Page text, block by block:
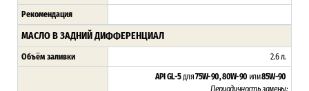
Рекомендация
МАСЛО В ЗАДНИЙ ДИФФЕРЕНЦИАЛ
Объём заливки 2.6 л.
API GL-5для75W-90, 80W-90 или85W-90
Периодичность замены: